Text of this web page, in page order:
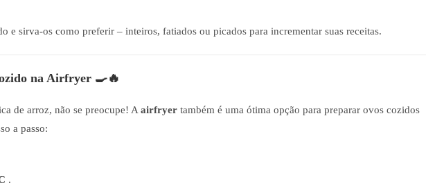
e sirva-os como preferir – inteiros, fatiados ou picados para incrementar suas receitas.
na Airfryer 🍳🔥
de arroz, não se preocupe! A airfryer também é uma ótima opção para preparar ovos cozidos
a passo:
.